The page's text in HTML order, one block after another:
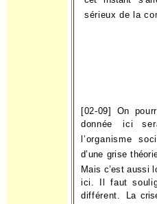
sérieux de la
[02-09] On
donnée ici
l’organisme
d’une grise
Mais c’est aussi
ici. Il faut
différent. La